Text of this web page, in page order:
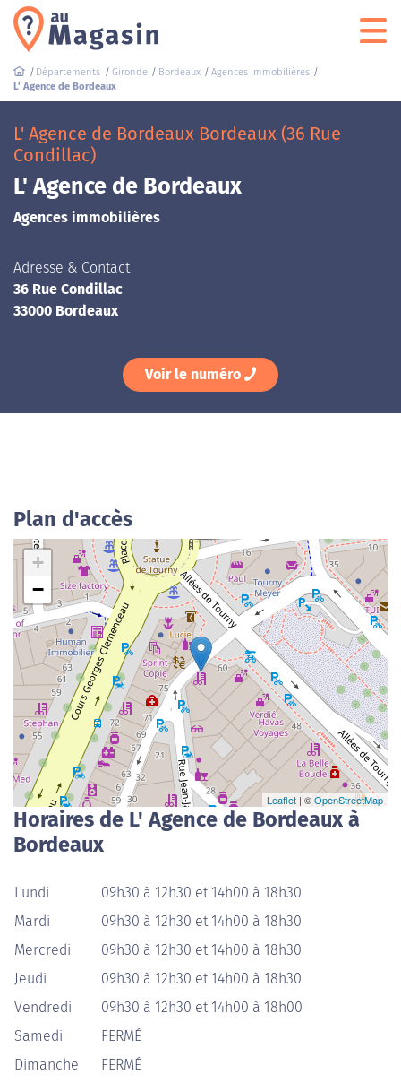
Départements Gironde Bordeaux
Agences immobilières
L' Agence de Bordeaux
L' Agence de Bordeaux Bordeaux (36 Rue
Condillac)
L' Agence de Bordeaux
Agences immobilières
Adresse & Contact
36 Rue Condillac
33000 Bordeaux
Voir le numéro
Plan d'accès
+
−
Leaflet | ©OpenStreetMap
Horaires de L' Agence de Bordeaux à
Bordeaux
Lundi
09h30 à 12h30 et 14h00 à 18h30
Mardi
09h30 à 12h30 et 14h00 à 18h30
Mercredi
09h30 à 12h30 et 14h00 à 18h30
Jeudi
09h30 à 12h30 et 14h00 à 18h30
Vendredi
09h30 à 12h30 et 14h00 à 18h00
Samedi
FERMÉ
Dimanche
FERMÉ